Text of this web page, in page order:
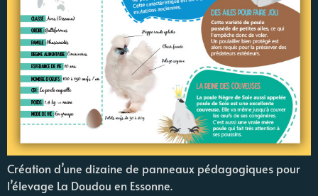
Création d’une dizaine de panneaux pédagogiques pour
l’élevage La Doudou en Essonne.